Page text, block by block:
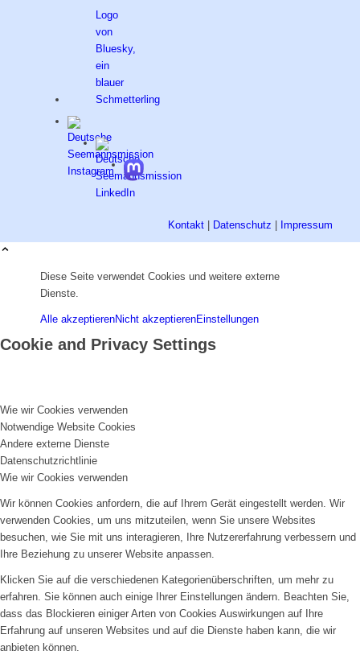
Kontakt Datenschutz Impressum
Diese Seite verwendet Cookies und weitere externe
Dienste.
Alle akzeptierenNicht akzeptierenEinstellungen
Cookie and Privacy Settings
Wie wir Cookies verwenden
Notwendige Website Cookies
Andere externe Dienste
Datenschutzrichtlinie
Wie wir Cookies verwenden
Wir können Cookies anfordern, die auf Ihrem Gerät eingestellt werden. Wir
verwenden Cookies, um uns mitzuteilen, wenn Sie unsere Websites
besuchen, wie Sie mit uns interagieren, Ihre Nutzererfahrung verbessern und
Ihre Beziehung zu unserer Website anpassen.
Klicken Sie auf die verschiedenen Kategorienüberschriften, um mehr zu
erfahren. Sie können auch einige Ihrer Einstellungen ändern. Beachten Sie,
dass das Blockieren einiger Arten von Cookies Auswirkungen auf Ihre
Erfahrung auf unseren Websites und auf die Dienste haben kann, die wir
anbieten können.